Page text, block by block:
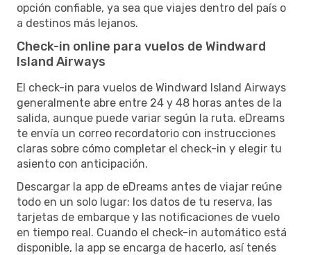
opción confiable, ya sea que viajes dentro del país o
a destinos más lejanos.
Check-in online para vuelos de Windward
Island Airways
El check-in para vuelos de Windward Island Airways
generalmente abre entre 24 y 48 horas antes de la
salida, aunque puede variar según la ruta. eDreams
te envía un correo recordatorio con instrucciones
claras sobre cómo completar el check-in y elegir tu
asiento con anticipación.
Descargar la app de eDreams antes de viajar reúne
todo en un solo lugar: los datos de tu reserva, las
tarjetas de embarque y las notificaciones de vuelo
en tiempo real. Cuando el check-in automático está
disponible, la app se encarga de hacerlo, así tenés